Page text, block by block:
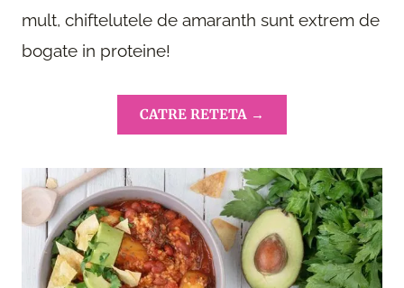
mult, chiftelutele de amaranth sunt extrem de
bogate in proteine!
CATRE RETETA →